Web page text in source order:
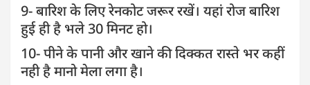
9- बारिश के लिए रेनकोट जरूर रखें। यहां रोज बारिश
हुई ही है भले 30 मिनट हो।
10- पीने के पानी और खाने की दिक्कत रास्ते भर कहीं
नही है मानो मेला लगा है।